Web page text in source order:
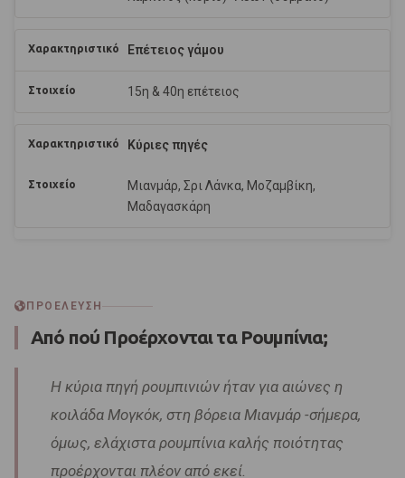
Επέτειος γάμου
15η & 40η επέτειος
Κύριες πηγές
Μιανμάρ, Σρι Λάνκα, Μοζαμβίκη,
Μαδαγασκάρη
ΠΡΟΕΛΕΥΣΗ
Από πού Προέρχονται τα Ρουμπίνια;
Η κύρια πηγή ρουμπινιών ήταν για αιώνες η
κοιλάδα Μογκόκ, στη βόρεια Μιανμάρ -σήμερα,
όμως, ελάχιστα ρουμπίνια καλής ποιότητας
προέρχονται πλέον από εκεί.